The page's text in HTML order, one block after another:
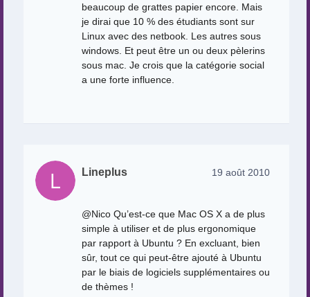
beaucoup de grattes papier encore. Mais
je dirai que 10 % des étudiants sont sur
Linux avec des netbook. Les autres sous
windows. Et peut être un ou deux pèlerins
sous mac. Je crois que la catégorie social
a une forte influence.
Lineplus 19 août 2010
@Nico Qu’est-ce que Mac OS X a de plus
simple à utiliser et de plus ergonomique
par rapport à Ubuntu ? En excluant, bien
sûr, tout ce qui peut-être ajouté à Ubuntu
par le biais de logiciels supplémentaires ou
de thèmes !